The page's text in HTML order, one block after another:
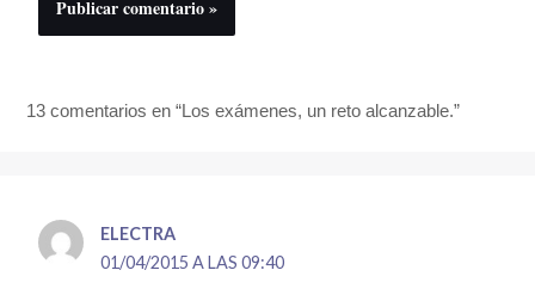
13 comentarios en “Los exámenes, un reto alcanzable.”
ELECTRA
01/04/2015 A LAS 09:40